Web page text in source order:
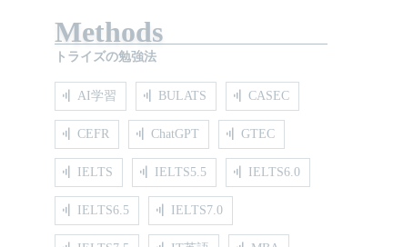
Methods
トライズの勉強法
AI学習 BULATS CASEC
CEFR ChatGPT GTEC
IELTS IELTS5.5 IELTS6.0
IELTS6.5 IELTS7.0